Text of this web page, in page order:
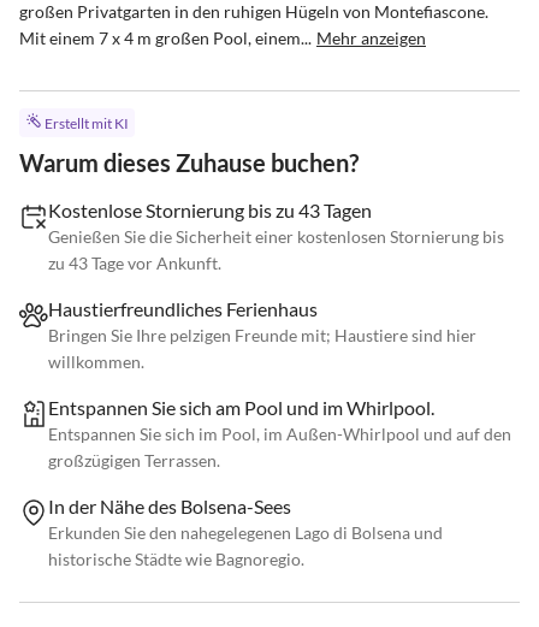
großen Privatgarten in den ruhigen Hügeln von Montefiascone.
Mit einem 7 x 4 m großen Pool, einem... Mehr anzeigen
Erstellt mit KI
Warum dieses Zuhause buchen?
Kostenlose Stornierung bis zu 43 Tagen
Genießen Sie die Sicherheit einer kostenlosen Stornierung bis
zu 43 Tage vor Ankunft.
Haustierfreundliches Ferienhaus
Bringen Sie Ihre pelzigen Freunde mit; Haustiere sind hier
willkommen.
Entspannen Sie sich am Pool und im Whirlpool.
Entspannen Sie sich im Pool, im Außen-Whirlpool und auf den
großzügigen Terrassen.
In der Nähe des Bolsena-Sees
Erkunden Sie den nahegelegenen Lago di Bolsena und
historische Städte wie Bagnoregio.